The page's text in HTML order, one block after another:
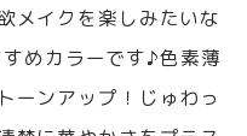
メイクを楽しみたいな
めカラーです♪色素薄
ーンアップ！じゅわっ